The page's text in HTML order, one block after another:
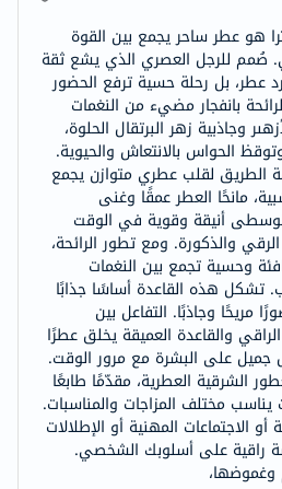
هو عطر ساحر يجمع بين القوة
صُمم للرجل العصري الذي يشع ثقة
عطر، بل رحلة حسية ترفع الحضور
بانفجار مضيء من النغمات
وجاذبية زهر البرتقال الحلوة،
الحواس بالانتعاش والحيوية.
الطريق لقلب عطري متوازن يجمع
مانحًا العطر عمقًا وغنى
أنيقة وقوية في الوقت
والذكورة. ومع تطور الرائحة،
وحسية تجمع بين النغمات
تشكل هذه القاعدة أساسًا جذابًا
مريحًا وجاذبًا. التفاعل بين
والقاعدة العميقة يخلق عطرًا
جميل على البشرة مع مرور الوقت.
الشرقية العطرية، مقدّمًا طابعًا
يناسب مختلف المزاجات والمناسبات.
الاجتماعات المهنية أو الإطلالات
راقية على أسلوبك الشخصي.